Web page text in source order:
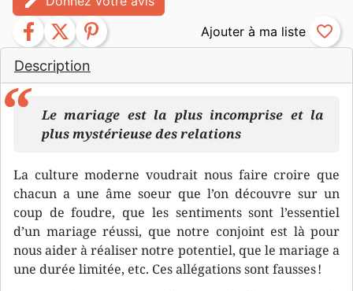
Description
Le mariage est la plus incomprise et la
plus mystérieuse des relations
La culture moderne voudrait nous faire croire que
chacun a une âme soeur que l’on découvre sur un
coup de foudre, que les sentiments sont l’essentiel
d’un mariage réussi, que notre conjoint est là pour
nous aider à réaliser notre potentiel, que le mariage a
une durée limitée, etc. Ces allégations sont fausses !
facebook twitter pinterest favorite_border